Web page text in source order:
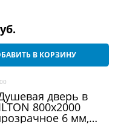
В КОРЗИНУ
дверь в
6 мм,